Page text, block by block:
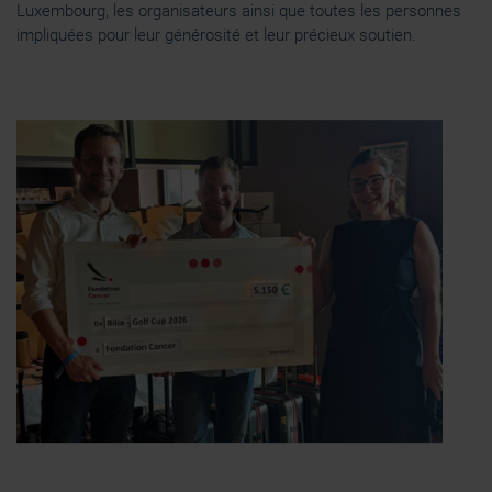
Luxembourg, les organisateurs ainsi que toutes les personnes
impliquées pour leur générosité et leur précieux soutien.